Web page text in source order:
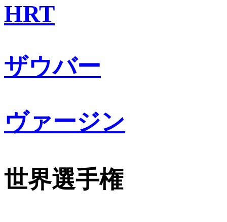
HRT
ザウバー
ヴァージン
世界選手権